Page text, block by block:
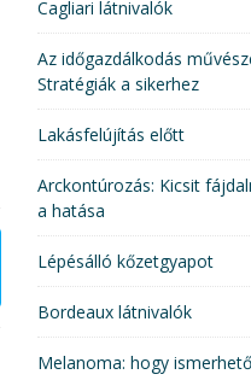
Cagliari látnivalók
Az időgazdálkodás
Stratégiák a sikerhez
Lakásfelújítás előtt
Arckontúrozás: Kicsit
a hatása
Lépésálló kőzetgyapot
Bordeaux látnivalók
Melanoma: hogy